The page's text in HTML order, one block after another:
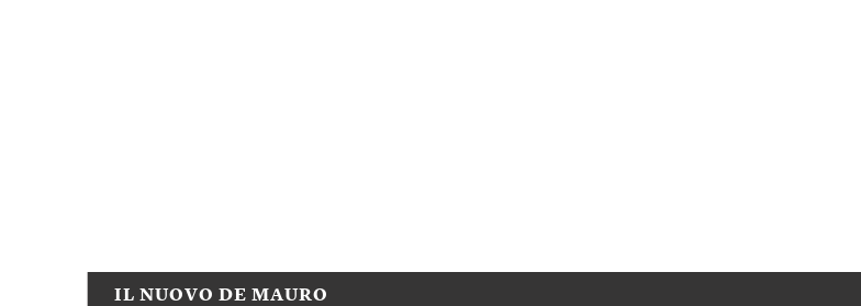
IL NUOVO DE MAURO